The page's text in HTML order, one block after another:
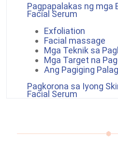
Pagpapalakas ng mga
Facial Serum
Exfoliation
Facial massage
Mga Teknik sa
Mga Target na
Ang Pagiging
Pagkorona sa Iyong
Facial Serum